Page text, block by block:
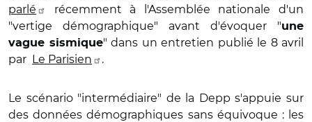
parlé
récemment à l'Assemblée nationale d'un
"vertige démographique" avant d'évoquer "une
vague sismique" dans un entretien publié le 8 avril
par Le Parisien .
Le scénario "intermédiaire" de la Depp s'appuie sur
des données démographiques sans équivoque : les